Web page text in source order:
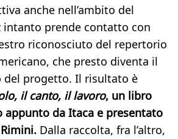
anche nell’ambito del
intanto prende contatto con
riconosciuto del repertorio
che presto diventa il
progetto. Il risultato è
il canto, il lavoro, un libro
appunto da Itaca e presentato
Dalla raccolta, fra l’altro,